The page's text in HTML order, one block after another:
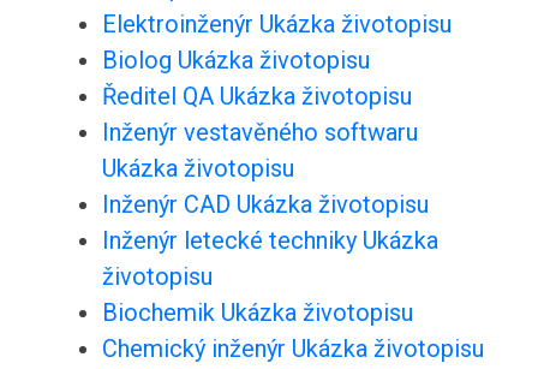
Elektroinženýr Ukázka životopisu
Biolog Ukázka životopisu
Ředitel QA Ukázka životopisu
Inženýr vestavěného softwaru
Ukázka životopisu
Inženýr CAD Ukázka životopisu
Inženýr letecké techniky Ukázka
životopisu
Biochemik Ukázka životopisu
Chemický inženýr Ukázka životopisu